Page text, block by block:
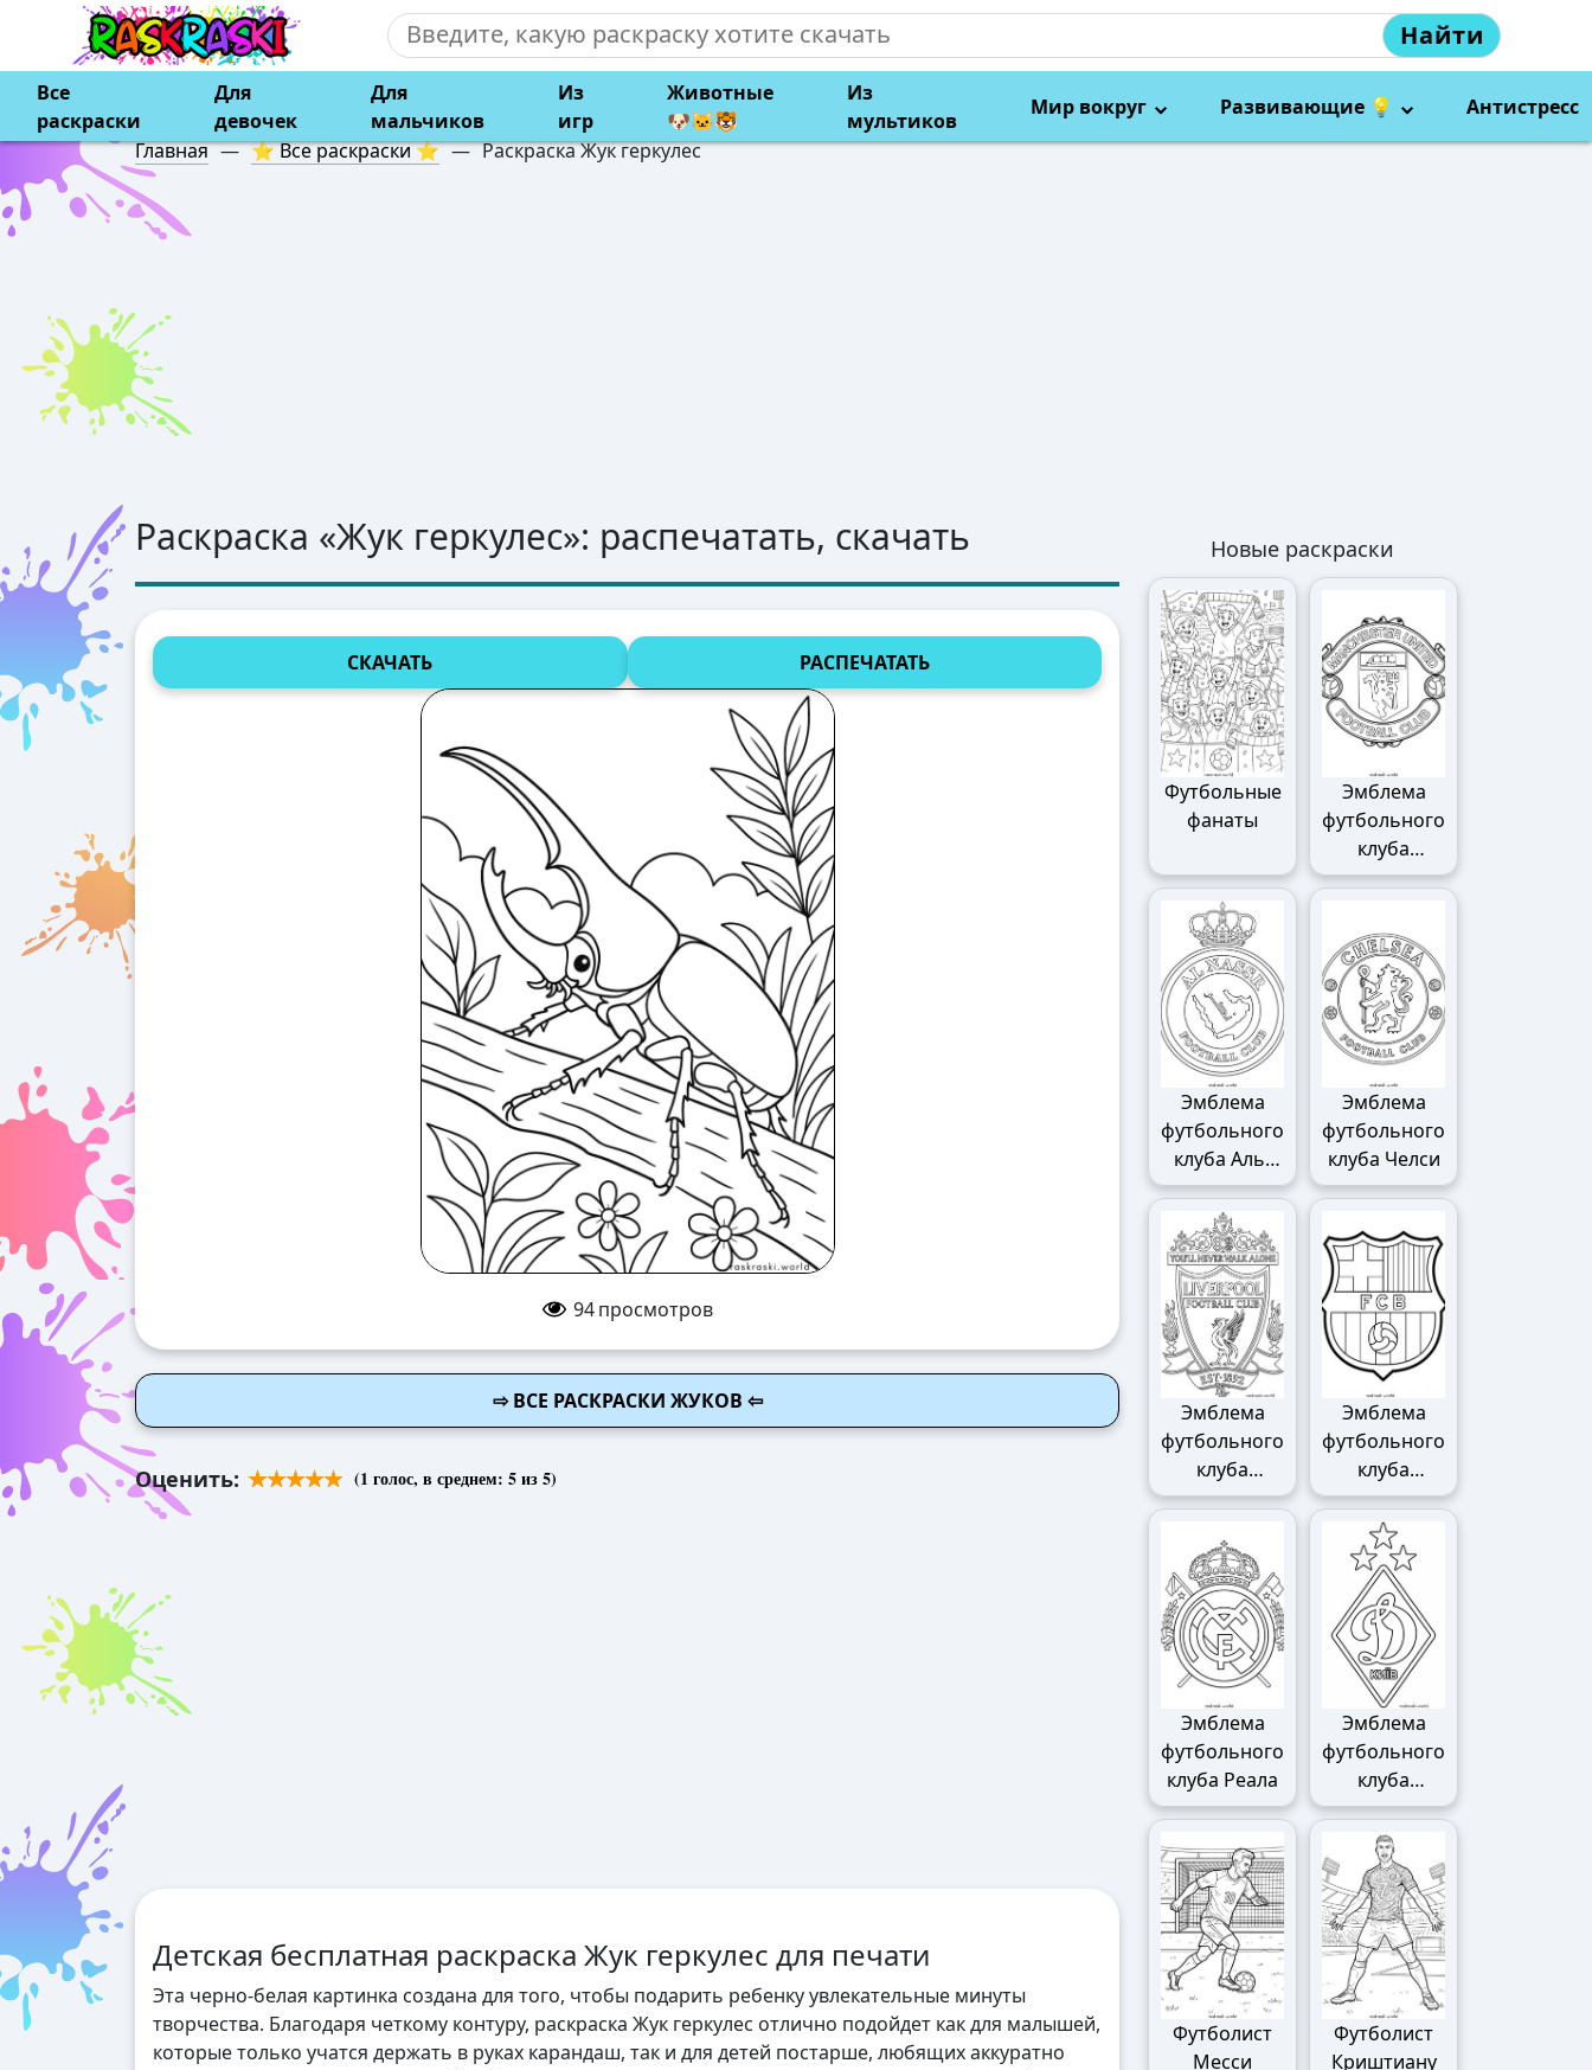
Найти
Все
раскраски
Для
девочек
Для
мальчиков
Из
игр
Животные
🐶🐱🐯
Из
мультиков
Мир вокруг Развивающие 💡
Антистресс
Главная — ⭐ Все раскраски ⭐ — Раскраска Жук геркулес
Раскраска «Жук геркулес»: распечатать, скачать
СКАЧАТЬ РАСПЕЧАТАТЬ
94 просмотров
⇨ ВСЕ РАСКРАСКИ ЖУКОВ ⇦
Оценить: (1 голос, в среднем: 5из 5)
Детская бесплатная раскраска Жук геркулес для печати
Эта черно-белая картинка создана для того, чтобы подарить ребенку увлекательные минуты
творчества. Благодаря четкому контуру, раскраска Жук геркулес отлично подойдет как для малышей,
которые только учатся держать в руках карандаш, так и для детей постарше, любящих аккуратно
Новые раскраски
Футбольные
фанаты
Эмблема
футбольного
клуба
Манчестер
Эмблема
футбольного
клуба Аль-
Наср
Эмблема
футбольного
клуба Челси
Эмблема
футбольного
клуба
Ливерпуля
Эмблема
футбольного
клуба
Барселоны
Эмблема
футбольного
клуба Реала
Эмблема
футбольного
клуба
Динамо
Футболист
Месси
Футболист
Криштиану